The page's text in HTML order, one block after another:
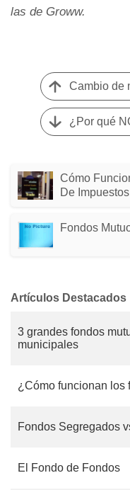
las de Groww.
Cómo
De Impuestos
Fondos
Artículos Destacados
3 grandes fondos
municipales
¿Cómo funcionan los
Fondos Segregados
El Fondo de Fondos